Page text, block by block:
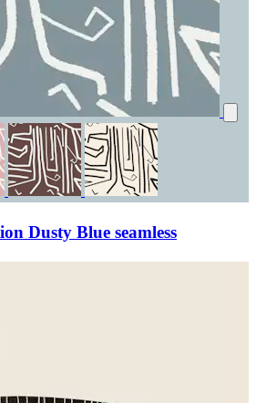
Dusty Blue seamless